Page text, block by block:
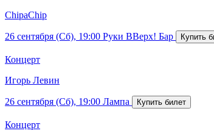
ChipaChip
26 сентября (Сб), 19:00 Руки ВВерх! Бар
Концерт
Игорь Левин
26 сентября (Сб), 19:00 Лампа
Концерт